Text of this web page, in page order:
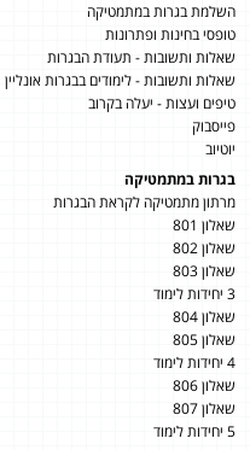
השלמת בגרות במתמטיקה
טופסי בחינות ופתרונות
שאלות ותשובות - תעודת הבגרות
שאלות ותשובות - לימודים בבגרות אונליין
טיפים ועצות - יעלה בקרוב
פייסבוק
יוטיוב
בגרות במתמטיקה
מרתון מתמטיקה לקראת הבגרות
שאלון 801
שאלון 802
שאלון 803
3 יחידות לימוד
שאלון 804
שאלון 805
4 יחידות לימוד
שאלון 806
שאלון 807
5 יחידות לימוד